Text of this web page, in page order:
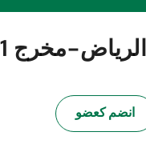
مخرج 11
انضم كعضو